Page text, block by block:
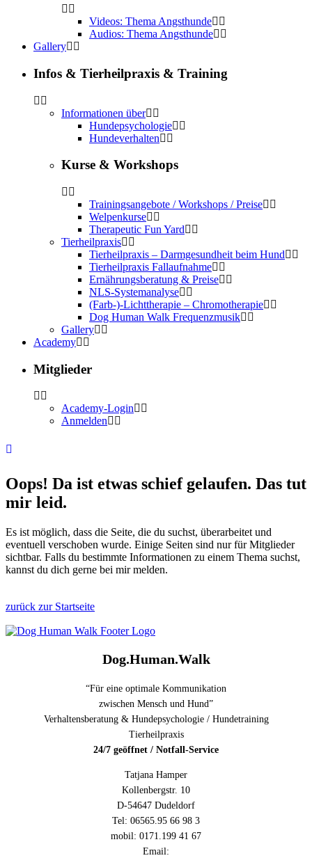
Videos: Thema Angsthunde
Audios: Thema Angsthunde
Gallery
Infos & Tierheilpraxis & Training
Informationen über
Hundepsychologie
Hundeverhalten
Kurse & Workshops
Trainingsangebote / Workshops / Preise
Welpenkurse
Therapeutic Fun Yard
Tierheilpraxis
Tierheilpraxis – Darmgesundheit beim Hund
Tierheilpraxis Fallaufnahme
Ernährungsberatung & Preise
NLS-Systemanalyse
(Farb-)-Lichttherapie – Chromotherapie
Dog Human Walk Frequenzmusik
Gallery
Academy
Mitglieder
Academy-Login
Anmelden
Oops! Da ist etwas schief gelaufen. Das tut
mir leid.
Es ist möglich, dass die Seite, die du suchst, überarbeitet und
eventuell verschoben wurde. Einige Seiten sind nur für Mitglieder
sichtbar. Falls du bestimmte Informationen zu einem Thema suchst,
kannst du dich gerne bei mir melden.
zurück zur Startseite
Dog.Human.Walk
“Für eine optimale Kommunikation
zwischen Mensch und Hund”
Verhaltensberatung & Hundepsychologie / Hundetraining
Tierheilpraxis
24/7 geöffnet / Notfall-Service
Tatjana Hamper
Kollenbergstr. 10
D-54647 Dudeldorf
Tel: 06565.95 66 98 3
mobil: 0171.199 41 67
Email: